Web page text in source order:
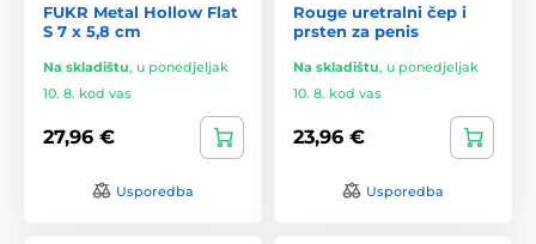
FUKR Metal Hollow Flat
S 7 x 5,8 cm
Na skladištu, u ponedjeljak
10. 8. kod vas
27,96 €
Usporedba
Rouge uretralni čep i
prsten za penis
Na skladištu, u ponedjeljak
10. 8. kod vas
23,96 €
Usporedba